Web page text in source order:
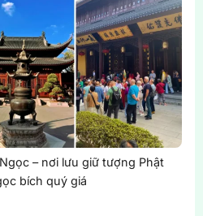
– nơi lưu giữ tượng Phật
bích quý giá